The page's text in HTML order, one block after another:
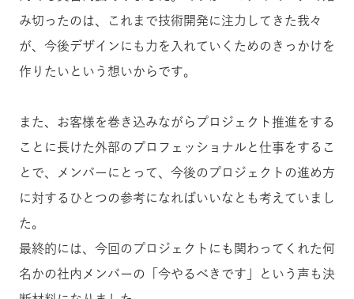
み切ったのは、これまで技術開発に注力してきた我々
が、今後デザインにも力を入れていくためのきっかけを
作りたいという想いからです。
また、お客様を巻き込みながらプロジェクト推進をする
ことに長けた外部のプロフェッショナルと仕事をするこ
とで、メンバーにとって、今後のプロジェクトの進め方
に対するひとつの参考になればいいなとも考えていまし
た。
最終的には、今回のプロジェクトにも関わってくれた何
名かの社内メンバーの「今やるべきです」という声も決